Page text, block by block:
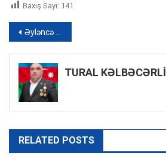
Baxış Sayı: 141
Yazı
naviqasiyası
Əyləncə platformasında ədəbiyyat
TURAL KƏLBƏCƏRLİ
RELATED POSTS